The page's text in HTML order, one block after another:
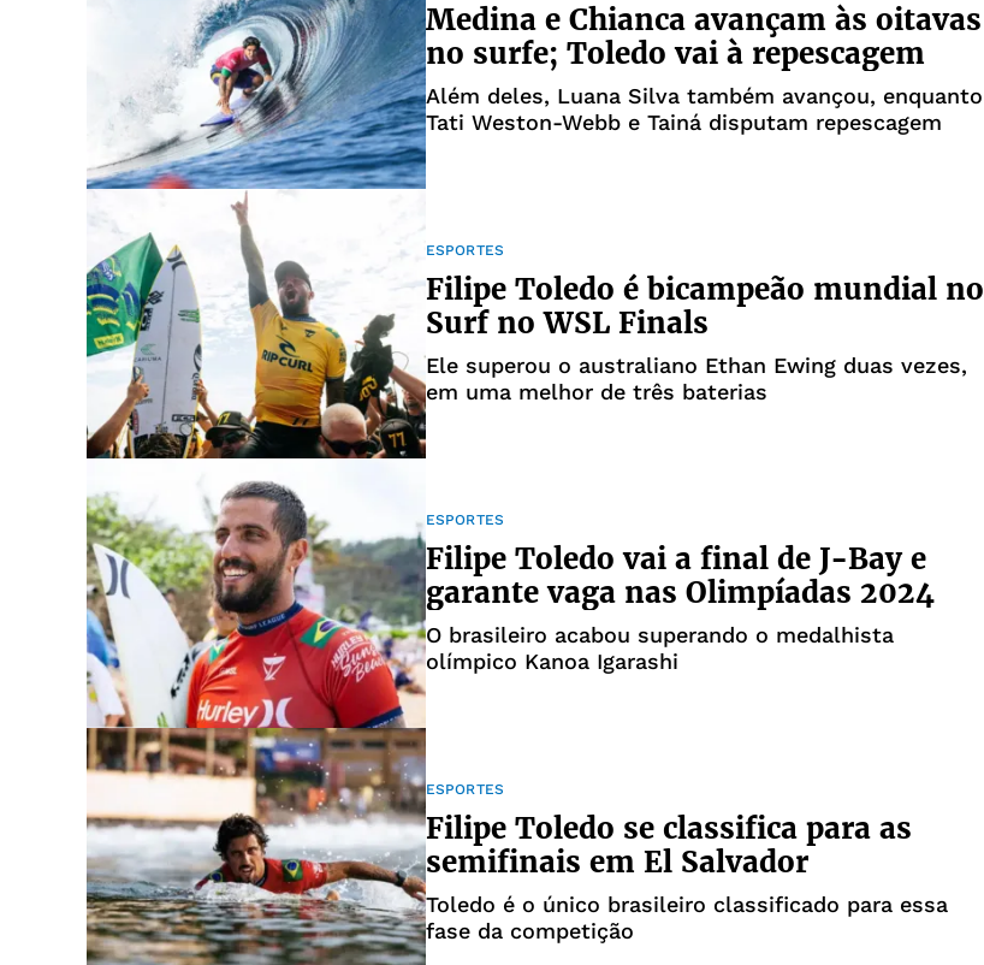
Medina e Chianca avançam às oitavas
no surfe; Toledo vai à repescagem
Além deles, Luana Silva também avançou, enquanto
Tati Weston-Webb e Tainá disputam repescagem
ESPORTES
Filipe Toledo é bicampeão mundial no
Surf no WSL Finals
Ele superou o australiano Ethan Ewing duas vezes,
em uma melhor de três baterias
ESPORTES
Filipe Toledo vai a final de J-Bay e
garante vaga nas Olimpíadas 2024
O brasileiro acabou superando o medalhista
olímpico Kanoa Igarashi
ESPORTES
Filipe Toledo se classifica para as
semifinais em El Salvador
Toledo é o único brasileiro classificado para essa
fase da competição